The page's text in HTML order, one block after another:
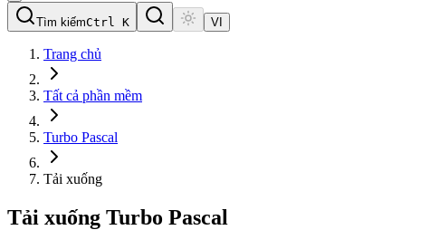
Tìm kiếmCtrl K VI
Trang chủ
Tất cả phần mềm
Turbo Pascal
Tải xuống
Tải xuống Turbo Pascal